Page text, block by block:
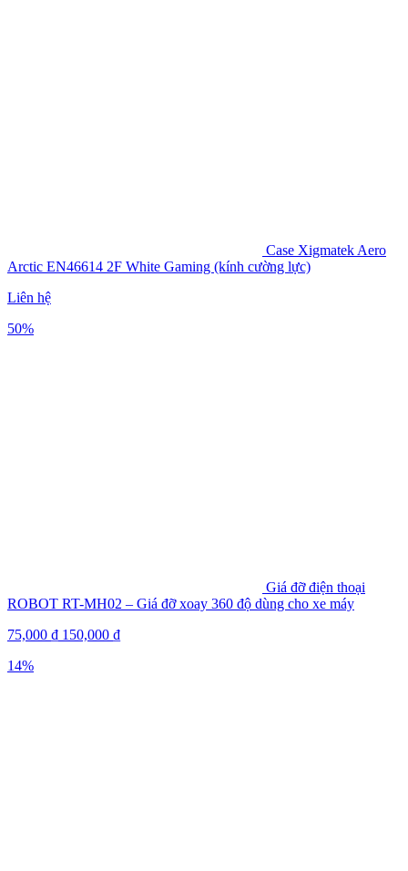
Case Xigmatek Aero
Arctic EN46614 2F White Gaming (kính cường lực)
Liên hệ
50%
Giá đỡ điện thoại
ROBOT RT-MH02 – Giá đỡ xoay 360 độ dùng cho xe máy
75,000 ₫ 150,000 ₫
14%